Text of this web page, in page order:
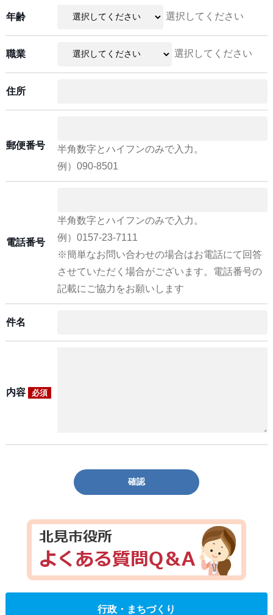
年齢 選択してください
職業 選択してください
住所
郵便番号
半角数字とハイフンのみで入力。
例）090-8501
電話番号
半角数字とハイフンのみで入力。
例）0157-23-7111
※簡単なお問い合わせの場合はお電話にて回答
させていただく場合がございます。電話番号の
記載にご協力をお願いします
件名
内容 必須
確認
行政・まちづくり